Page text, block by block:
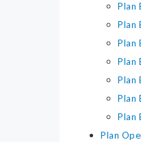
Plan
Plan
Plan
Plan
Plan
Plan
Plan
Plan